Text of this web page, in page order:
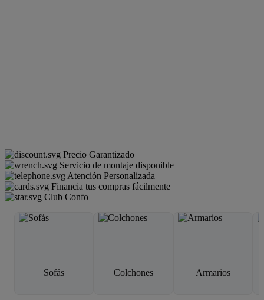
Precio Garantizado
Servicio de montaje disponible
Atención Personalizada
Financia tus compras fácilmente
Club Confo
Sofás Colchones Armarios